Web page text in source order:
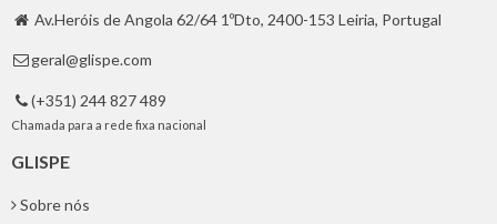
 Av.Heróis de Angola 62/64 1ºDto, 2400-153 Leiria, Portugal
 geral@glispe.com
 (+351) 244 827 489
Chamada para a rede fixa nacional
GLISPE
Sobre nós